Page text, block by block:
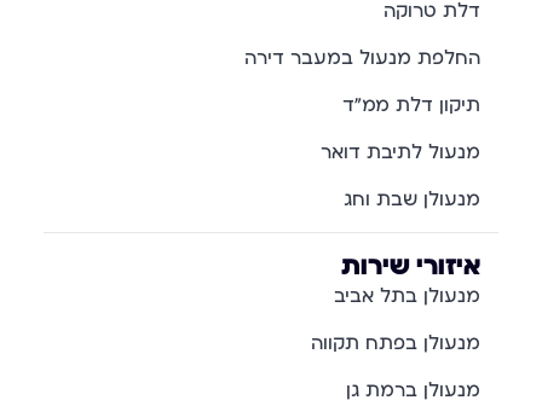
דלת טרוקה
החלפת מנעול במעבר דירה
תיקון דלת ממ"ד
מנעול לתיבת דואר
מנעולן שבת וחג
איזורי שירות
מנעולן בתל אביב
מנעולן בפתח תקווה
מנעולן ברמת גן